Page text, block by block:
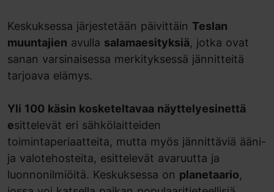
Keskuksessa järjestetään päivittäin Teslan
muuntajien avulla salamaesityksiä, jotka ovat
sanan varsinaisessa merkityksessä jännitteitä
tarjoava elämys.
Yli 100 käsin kosketeltavaa näyttelyesinettä
esittelevät eri sähkölaitteiden
toimintaperiaatteita, mutta myös jännittäviä ääni-
ja valotehosteita, esittelevät avaruutta ja
luonnonilmiöitä. Keskuksessa on planetaario,